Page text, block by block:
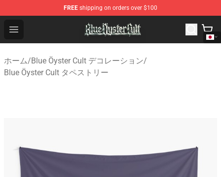
FREE shipping on orders over $100
Open menu
Blue Öyster Cult Store - Official Blue Öyster Cult
ホーム/Blue Öyster Cult デコレーション/
Blue Öyster Cult タペストリー